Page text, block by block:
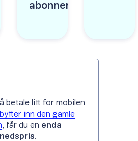
abonnement
betale litt for mobilen
bytter inn den gamle
, får du en enda
.